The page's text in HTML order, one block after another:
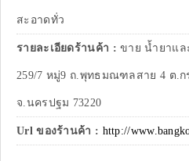
สะอาดทั่ว
รายละเอียดร้านค้า :ขาย น้ำยาแ
259/7 หมู่9 ถ.พุทธมณฑลสาย 4 ต.
จ.นครปฐม 73220
Url ของร้านค้า : http://